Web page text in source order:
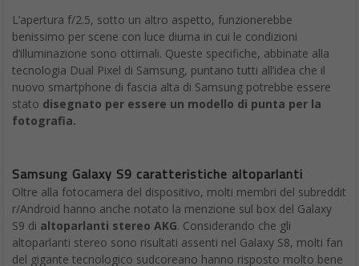
L’apertura f/2.5, sotto un altro aspetto, funzionerebbe
benissimo per scene con luce diurna in cui le condizioni
d’illuminazione sono ottimali. Queste specifiche, abbinate alla
tecnologia Dual Pixel di Samsung, puntano tutti all’idea che il
nuovo smartphone di fascia alta di Samsung potrebbe essere
stato disegnato per essere un modello di punta per la
fotografia.
Samsung Galaxy S9 caratteristiche altoparlanti
Oltre alla fotocamera del dispositivo, molti membri del subreddit
r/Android hanno anche notato la menzione sul box del Galaxy
S9 di altoparlanti stereo AKG. Considerando che gli
altoparlanti stereo sono risultati assenti nel Galaxy S8, molti fan
del gigante tecnologico sudcoreano hanno risposto molto bene